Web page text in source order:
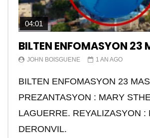
04:01
BILTEN ENFOMASYON 23
JOHN BOISGUENE 1 AN AGO
BILTEN ENFOMASYON 23
PREZANTASYON : MARY
LAGUERRE. REYALIZASYON :
DERONVIL.